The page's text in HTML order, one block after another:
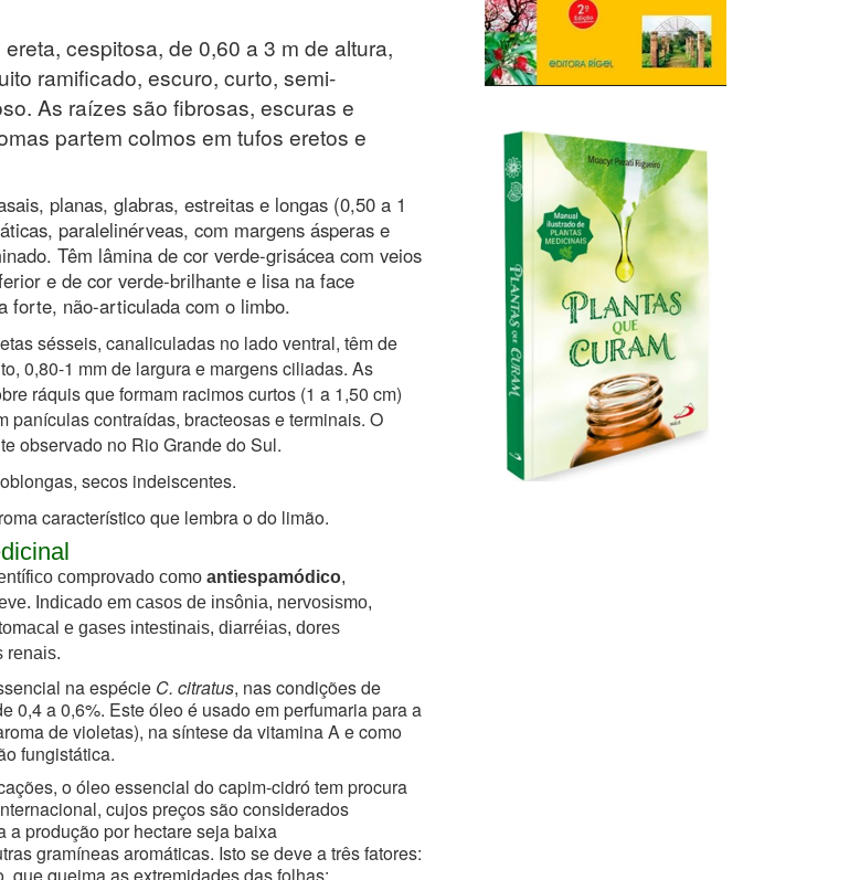
cespitosa, de 0,60 a 3 m de altura,
ramificado, escuro, curto, semi-
As raízes são fibrosas, escuras e
partem colmos em tufos eretos e
planas, glabras, estreitas e longas (0,50 a 1
paralelinérveas, com margens ásperas e
Têm lâmina de cor verde-grisácea com veios
e de cor verde-brilhante e lisa na face
forte, não-articulada com o limbo.
sésseis, canaliculadas no lado ventral, têm de
0,80-1 mm de largura e margens ciliadas. As
ráquis que formam racimos curtos (1 a 1,50 cm)
panículas contraídas, bracteosas e terminais. O
observado no Rio Grande do Sul.
secos indeiscentes.
característico que lembra o do limão.
comprovado como antiespamódico,
Indicado em casos de insônia, nervosismo,
e gases intestinais, diarréias, dores
renais.
na espécie C. citratus, nas condições de
0,4 a 0,6%. Esteóleo é usado em perfumaria para a
de violetas), na síntese da vitamina A e como
fungistática.
o óleo essencial do capim-cidró tem procura
cujos preços são considerados
a produção por hectare seja baixa
gramíneas aromáticas. Isto se deve a três fatores: